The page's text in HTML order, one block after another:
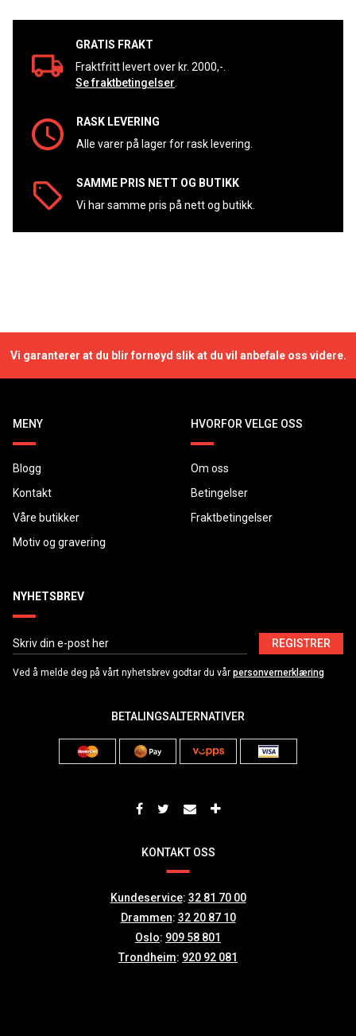
GRATIS FRAKT
Fraktfritt levert over kr. 2000,-.
Se fraktbetingelser
RASK LEVERING
Alle varer på lager for rask levering.
SAMME PRIS NETT OG BUTIKK
Vi har samme pris på nett og butikk.
Vi garanterer at du blir fornøyd slik at du vil anbefale oss videre.
MENY
Blogg
Kontakt
Våre butikker
Motiv og gravering
HVORFOR VELGE OSS
Om oss
Betingelser
Fraktbetingelser
NYHETSBREV
REGISTRER
Ved å melde deg på vårt nyhetsbrev godtar du vår personvernerklæring
BETALINGSALTERNATIVER
KONTAKT OSS
Kundeservice: 32 81 70 00
Drammen: 32 20 87 10
Oslo: 909 58 801
Trondheim: 920 92 081